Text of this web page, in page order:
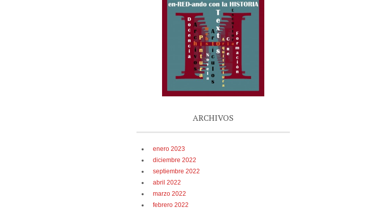
ARCHIVOS
enero 2023
diciembre 2022
septiembre 2022
abril 2022
marzo 2022
febrero 2022